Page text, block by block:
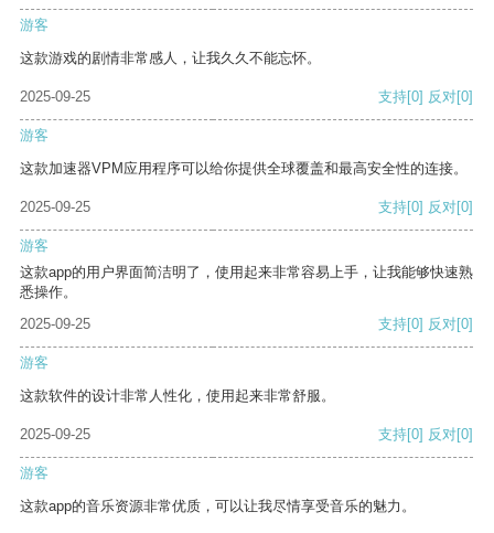
游客
这款游戏的剧情非常感人，让我久久不能忘怀。
2025-09-25 支持[0] 反对[0]
游客
这款加速器VPM应用程序可以给你提供全球覆盖和最高安全性的连接。
2025-09-25 支持[0] 反对[0]
游客
这款app的用户界面简洁明了，使用起来非常容易上手，让我能够快速熟
悉操作。
2025-09-25
支持[0] 反对[0]
游客
这款软件的设计非常人性化，使用起来非常舒服。
2025-09-25 支持[0] 反对[0]
游客
这款app的音乐资源非常优质，可以让我尽情享受音乐的魅力。